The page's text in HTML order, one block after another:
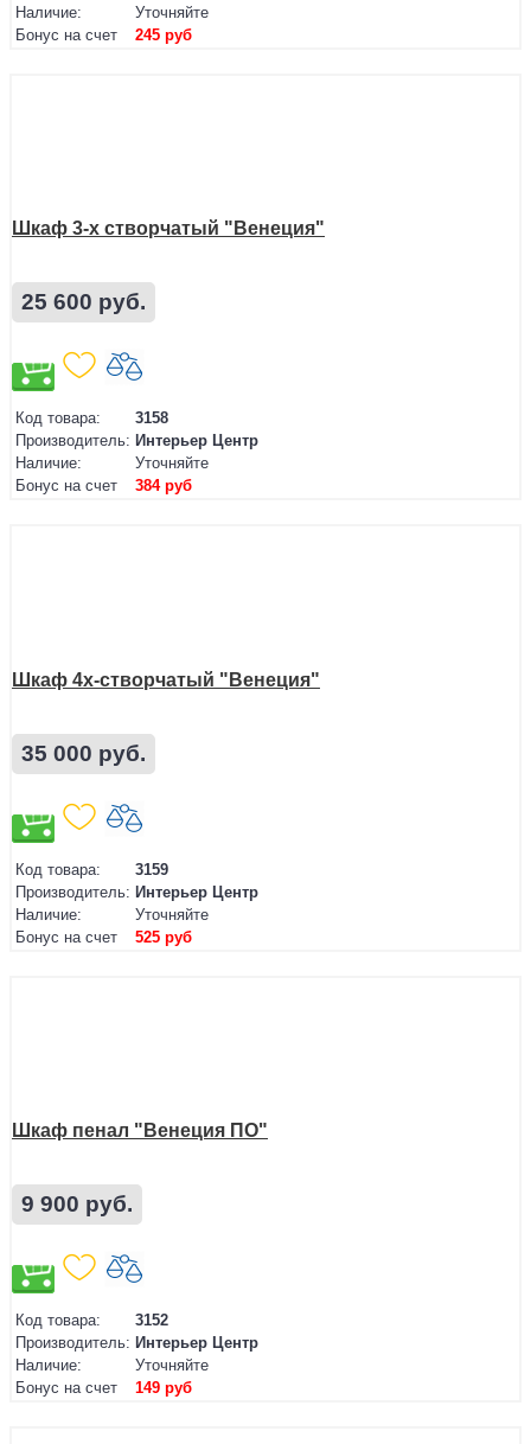
Наличие:
Уточняйте
Бонус на счет
245 руб
Шкаф 3-х створчатый "Венеция"
25 600 руб.
Код товара:
3158
Производитель: Интерьер Центр
Наличие:
Уточняйте
Бонус на счет
384 руб
Шкаф 4х-створчатый "Венеция"
35 000 руб.
Код товара:
3159
Производитель: Интерьер Центр
Наличие:
Уточняйте
Бонус на счет
525 руб
Шкаф пенал "Венеция ПО"
9 900 руб.
Код товара:
3152
Производитель: Интерьер Центр
Наличие:
Уточняйте
Бонус на счет
149 руб